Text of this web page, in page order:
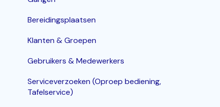
Bereidingsplaatsen
Klanten & Groepen
Gebruikers & Medewerkers
Serviceverzoeken (Oproep bediening,
Tafelservice)